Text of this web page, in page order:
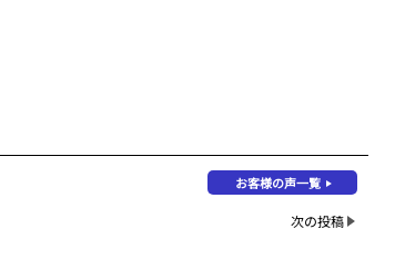
お客様の声一覧
次の投稿